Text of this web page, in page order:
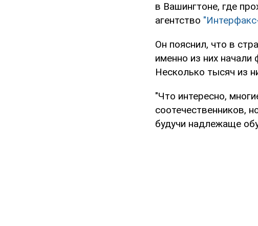
в Вашингтоне, где
агентство
Он пояснил, что в
именно из них
Несколько тысяч из
"Что интересно,
соотечественников,
будучи надлежаще